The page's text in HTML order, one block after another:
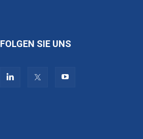
FOLGEN SIE UNS